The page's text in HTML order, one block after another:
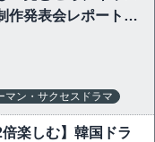
作発表会レポートな
マン・サクセスドラマ
倍楽しむ】韓国ドラ